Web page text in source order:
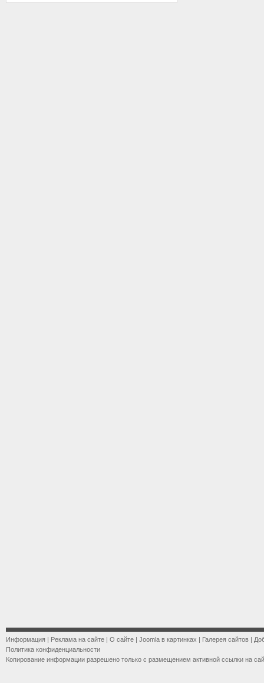
Информация | Реклама на сайте | О сайте | Joomla в картинках | Галерея сайтов |
Политика конфиденциальности
Копирование информации разрешено только с размещением активной ссылки на